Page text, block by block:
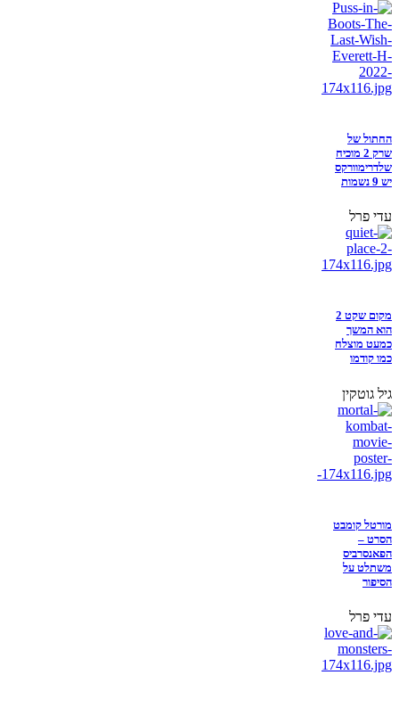
החתול של
שרק 2 מוכיח
שלדרימוורקס
יש 9 נשמות
עדי פרל
מקום שקט 2
הוא המשך
כמעט מוצלח
כמו קודמו
גיל גוטקין
מורטל קומבט
הסרט –
הפאנסרביס
משתלט על
הסיפור
עדי פרל